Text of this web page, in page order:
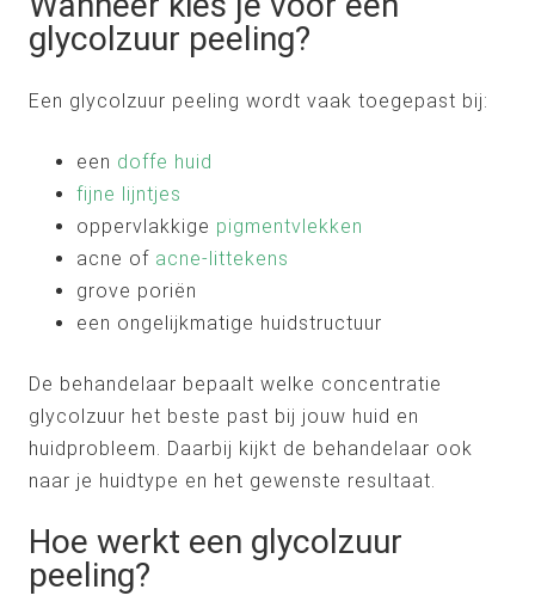
glycolzuur peeling?
Een glycolzuur peeling wordt vaak toegepast bij:
een doffe huid
fijne lijntjes
oppervlakkige pigmentvlekken
acne of acne-littekens
grove poriën
een ongelijkmatige huidstructuur
De behandelaar bepaalt welke concentratie
glycolzuur het beste past bij jouw huid en
huidprobleem. Daarbij kijkt de behandelaar ook
naar je huidtype en het gewenste resultaat.
Hoe werkt een glycolzuur
peeling?